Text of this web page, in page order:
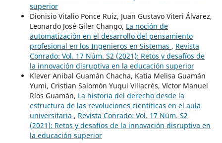
superior
Dionisio Vitalio Ponce Ruiz, Juan Gustavo Viteri Álvarez,
Leonardo José Giler Chango, La noción de
automatización en el desarrollo del pensamiento
profesional en los Ingenieros en Sistemas , Revista
Conrado: Vol. 17 Núm. S2 (2021): Retos y desafíos de
la innovación disruptiva en la educación superior
Klever Anibal Guamán Chacha, Katia Melisa Guamán
Yumi, Cristian Salomón Yuqui Villacrés, Víctor Manuel
Ríos Guamán, La historia del derecho desde la
estructura de las revoluciones científicas en el aula
universitaria , Revista Conrado: Vol. 17 Núm. S2
(2021): Retos y desafíos de la innovación disruptiva en
la educación superior